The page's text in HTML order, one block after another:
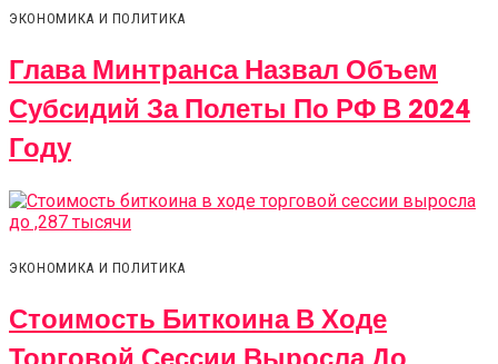
ЭКОНОМИКА И ПОЛИТИКА
Глава Минтранса Назвал Объем
Субсидий За Полеты По РФ В 2024
Году
ЭКОНОМИКА И ПОЛИТИКА
Стоимость Биткоина В Ходе